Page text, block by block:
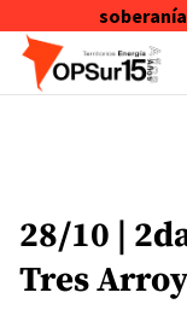
Skip to content
28/10 |
Tres